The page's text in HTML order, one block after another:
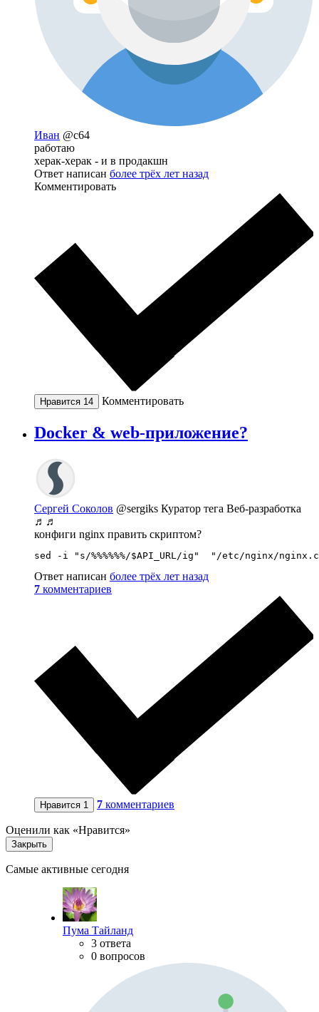
Иван @c64
работаю
херак-херак - и в продакшн
Ответ написан более трёх лет назад
Комментировать
Нравится 14 Комментировать
Docker & web-приложение?
Сергей Соколов @sergiks Куратор тега Веб-разработка
♬♬
конфиги nginx править скриптом?
sed -i "s/%%%%%%/$API_URL/ig"  "/etc/nginx/
Ответ написан более трёх лет назад
7 комментариев
Нравится 1 7 комментариев
Оценили как «Нравится»
Закрыть
Самые активные сегодня
Пума Тайланд
3 ответа
0 вопросов